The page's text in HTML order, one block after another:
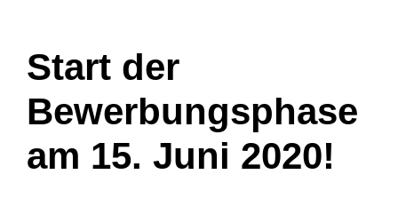
Start der
Bewerbungsphase
am 15. Juni 2020!